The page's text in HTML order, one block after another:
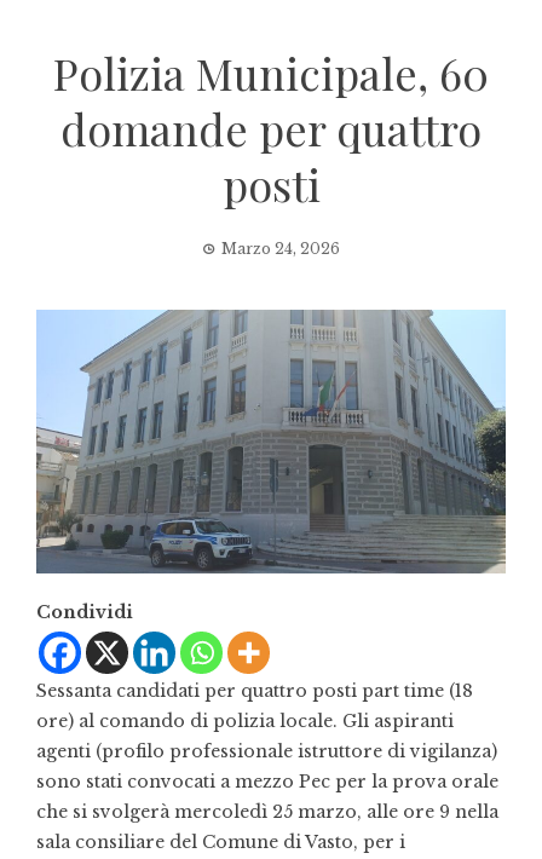
Polizia Municipale, 60
domande per quattro
posti
Marzo 24, 2026
Condividi
Sessanta candidati per quattro posti part time (18
ore) al comando di polizia locale. Gli aspiranti
agenti (profilo professionale istruttore di vigilanza)
sono stati convocati a mezzo Pec per la prova orale
che si svolgerà mercoledì 25 marzo, alle ore 9 nella
sala consiliare del Comune di Vasto, per i